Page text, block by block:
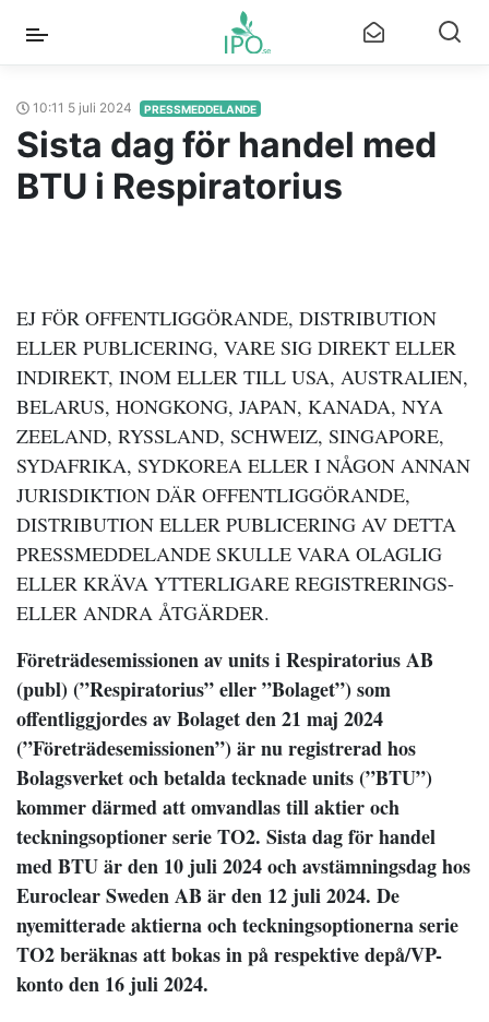
10:11 5 juli 2024 PRESSMEDDELANDE
Sista dag för handel med
BTU i Respiratorius
EJ FÖR OFFENTLIGGÖRANDE, DISTRIBUTION
ELLER PUBLICERING, VARE SIG DIREKT ELLER
INDIREKT, INOM ELLER TILL USA, AUSTRALIEN,
BELARUS, HONGKONG, JAPAN, KANADA, NYA
ZEELAND, RYSSLAND, SCHWEIZ, SINGAPORE,
SYDAFRIKA, SYDKOREA ELLER I NÅGON ANNAN
JURISDIKTION DÄR OFFENTLIGGÖRANDE,
DISTRIBUTION ELLER PUBLICERING AV DETTA
PRESSMEDDELANDE SKULLE VARA OLAGLIG
ELLER KRÄVA YTTERLIGARE REGISTRERINGS-
ELLER ANDRA ÅTGÄRDER.
Företrädesemissionen av units i Respiratorius AB
(publ) (”Respiratorius” eller ”Bolaget”) som
offentliggjordes av Bolaget den 21 maj 2024
(”Företrädesemissionen”) är nu registrerad hos
Bolagsverket och betalda tecknade units (”BTU”)
kommer därmed att omvandlas till aktier och
teckningsoptioner serie TO2. Sista dag för handel
med BTU är den 10 juli 2024 och avstämningsdag hos
Euroclear Sweden AB är den 12 juli 2024. De
nyemitterade aktierna och teckningsoptionerna serie
TO2 beräknas att bokas in på respektive depå/VP-
konto den 16 juli 2024.